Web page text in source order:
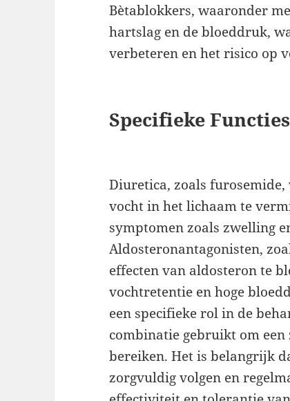
Bètablokkers, waaronder
hartslag en de bloeddruk,
verbeteren en het risico op
Specifieke
Diuretica, zoals
vocht in het lichaam te
symptomen zoals zwelling
Aldosteronantagonisten,
effecten van aldosteron te
vochtretentie en hoge
een specifieke rol in de
combinatie gebruikt om
bereiken. Het is belangrijk
zorgvuldig volgen en